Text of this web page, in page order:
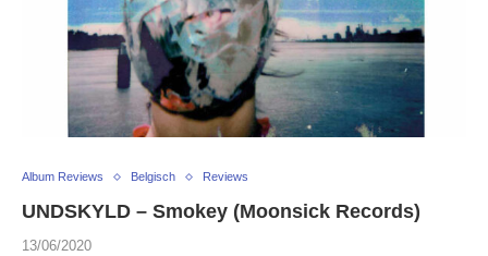
Album Reviews Belgisch Reviews
UNDSKYLD – Smokey (Moonsick Records)
13/06/2020